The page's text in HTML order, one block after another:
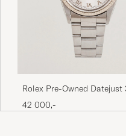
Rolex Pre-Owned Datejust
16234
42 000,-